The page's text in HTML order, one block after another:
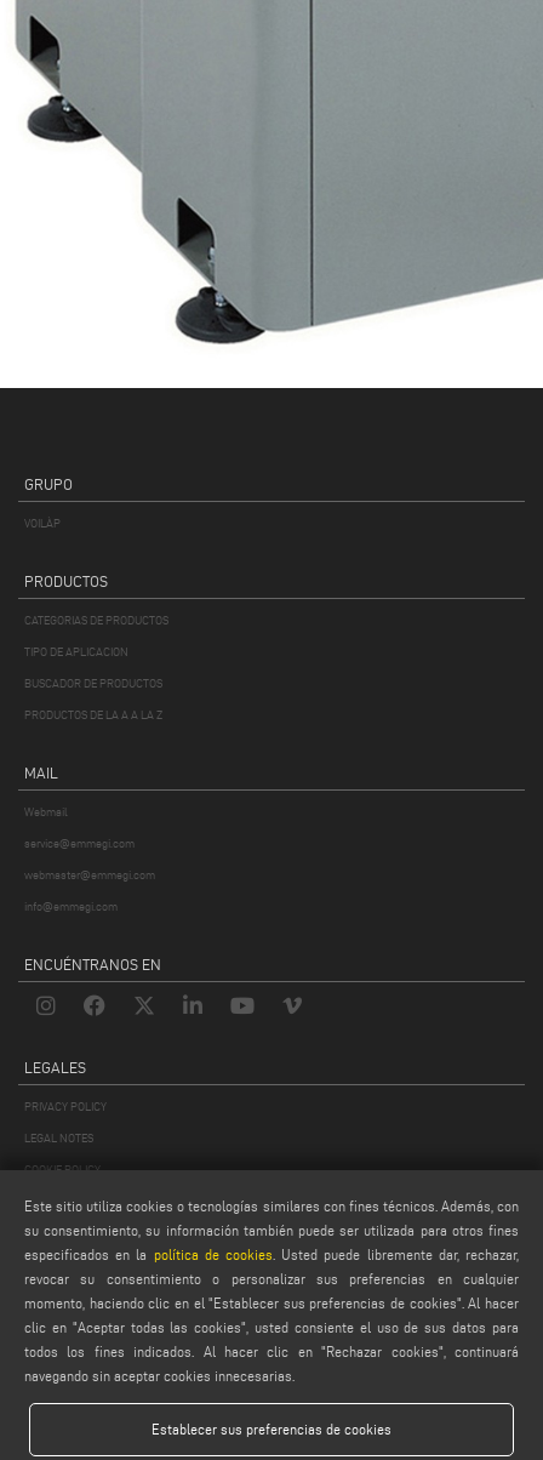
GRUPO
VOILÀP
PRODUCTOS
CATEGORIAS DE PRODUCTOS
TIPO DE APLICACION
BUSCADOR DE PRODUCTOS
PRODUCTOS DE LA A A LA Z
MAIL
Webmail
service@emmegi.com
webmaster@emmegi.com
info@emmegi.com
ENCUÉNTRANOS EN
LEGALES
PRIVACY POLICY
LEGAL NOTES
COOKIE POLICY
GENERAL TERMS AND CONDITIONS OF SALE
CONDICIONES GENERALES DE DISTRIBUCIÓN
AJUSTES DE COOKIES
Emmegi S.p.a. - Via Archimede, 10 - 41019 - Limidi di Soliera (MO) - ITALY -
Este sitio utiliza cookies o tecnologías similares con fines técnicos. Además, con
su consentimiento, su información también puede ser utilizada para otros fines
especificados en la
política de cookies . Usted puede libremente dar, rechazar,
revocar su consentimiento o personalizar sus preferencias en cualquier
momento, haciendo clic en el "Establecer sus preferencias de cookies". Al hacer
clic en "Aceptar todas las cookies", usted consiente el uso de sus datos para
todos los fines indicados. Al hacer clic en "Rechazar cookies", continuará
navegando sin aceptar cookies innecesarias.
Establecer sus preferencias de cookies